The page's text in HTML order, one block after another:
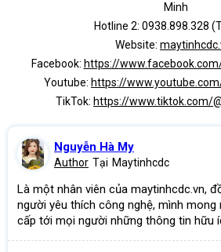
Minh
Hotline 2: 0938.898.328
Website:
Facebook: https://
Youtube: https://
TikTok: https://www.tiktok.com/
Nguyễn Hà My
Author Tại Maytinhcdc
Là một nhân viên của maytinhcdc.vn,
người yêu thích công nghệ, mình
cấp tới mọi người những thông tin hữu